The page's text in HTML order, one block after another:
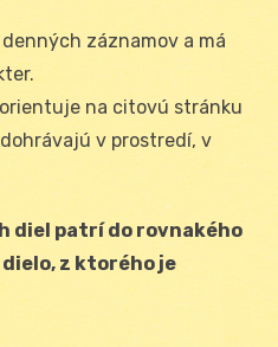
záznamov a má
na citovú stránku
v prostredí, v
diel patrí do rovnakého
z ktorého je